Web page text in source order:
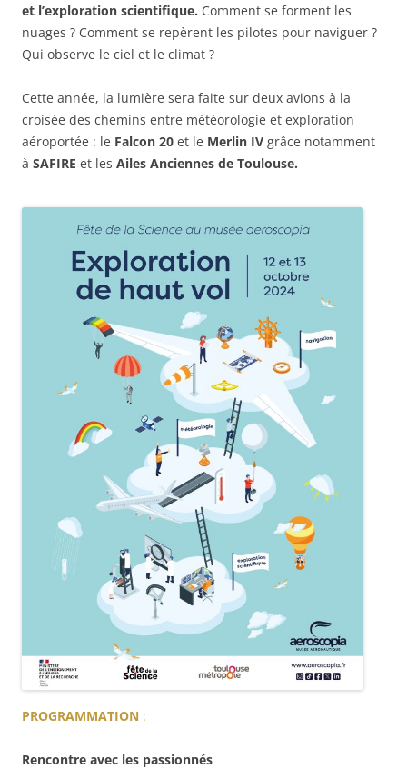
et l’exploration scientifique. Comment se forment les
nuages ? Comment se repèrent les pilotes pour naviguer ?
Qui observe le ciel et le climat ?
Cette année, la lumière sera faite sur deux avions à la
croisée des chemins entre météorologie et exploration
aéroportée : le Falcon 20 et le Merlin IV grâce notamment
à SAFIRE et les Ailes Anciennes de Toulouse.
PROGRAMMATION :
Rencontre avec les passionnés